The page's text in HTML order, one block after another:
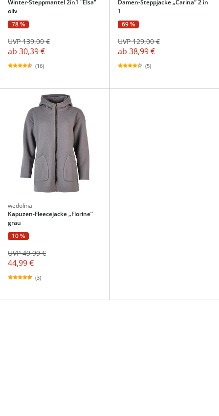
Winter-Steppmantel 2in1 "Elsa"
oliv
78 %
ab 30,39 €
UVP 139,00 €
(16)
Damen-Steppjacke „Carina“ 2 in
1
69 %
ab 38,99 €
UVP 129,00 €
(5)
wedolina
Kapuzen-Fleecejacke „Florine“
grau
10 %
44,99 €
UVP 49,99 €
(3)